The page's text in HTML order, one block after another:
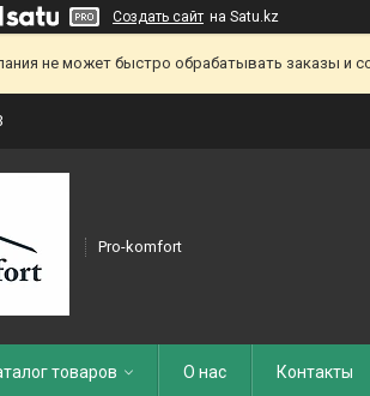
Создать сайт на Satu.kz
не может быстро обрабатывать заказы и
Pro-komfort
товаров О нас Контакты